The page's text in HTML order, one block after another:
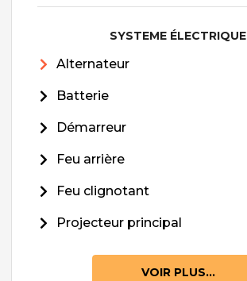
SYSTEME ÉLECTRIQUE
Alternateur
Batterie
Démarreur
Feu arrière
Feu clignotant
Projecteur principal
VOIR PLUS...